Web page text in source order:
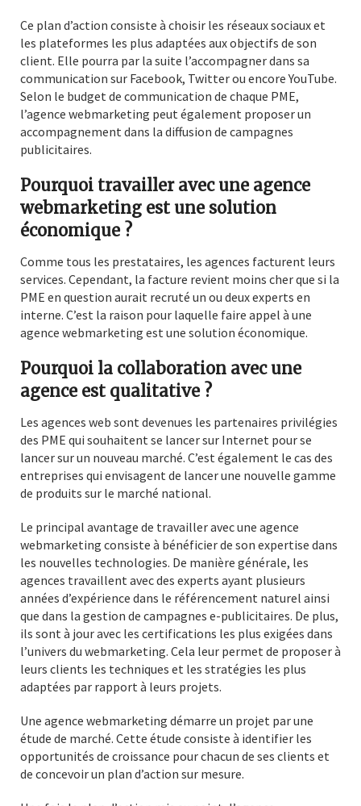
Ce plan d’action consiste à choisir les réseaux sociaux et
les plateformes les plus adaptées aux objectifs de son
client. Elle pourra par la suite l’accompagner dans sa
communication sur Facebook, Twitter ou encore YouTube.
Selon le budget de communication de chaque PME,
l’agence webmarketing peut également proposer un
accompagnement dans la diffusion de campagnes
publicitaires.
Pourquoi travailler avec une agence
webmarketing est une solution
économique ?
Comme tous les prestataires, les agences facturent leurs
services. Cependant, la facture revient moins cher que si la
PME en question aurait recruté un ou deux experts en
interne. C’est la raison pour laquelle faire appel à une
agence webmarketing est une solution économique.
Pourquoi la collaboration avec une
agence est qualitative ?
Les agences web sont devenues les partenaires privilégies
des PME qui souhaitent se lancer sur Internet pour se
lancer sur un nouveau marché. C’est également le cas des
entreprises qui envisagent de lancer une nouvelle gamme
de produits sur le marché national.
Le principal avantage de travailler avec une agence
webmarketing consiste à bénéficier de son expertise dans
les nouvelles technologies. De manière générale, les
agences travaillent avec des experts ayant plusieurs
années d’expérience dans le référencement naturel ainsi
que dans la gestion de campagnes e-publicitaires. De plus,
ils sont à jour avec les certifications les plus exigées dans
l’univers du webmarketing. Cela leur permet de proposer à
leurs clients les techniques et les stratégies les plus
adaptées par rapport à leurs projets.
Une agence webmarketing démarre un projet par une
étude de marché. Cette étude consiste à identifier les
opportunités de croissance pour chacun de ses clients et
de concevoir un plan d’action sur mesure.